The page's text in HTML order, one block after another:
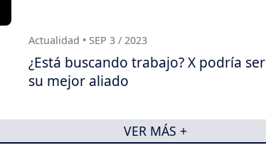
Actualidad • SEP 3 / 2023
¿Está buscando trabajo? X podría ser
su mejor aliado
VER MÁS +